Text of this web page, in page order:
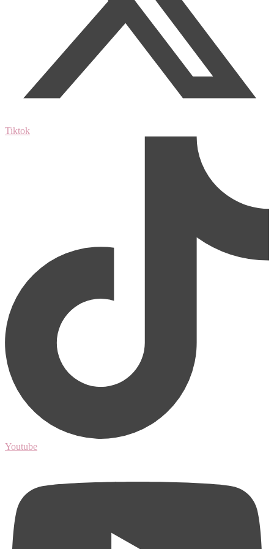
Tiktok
Youtube